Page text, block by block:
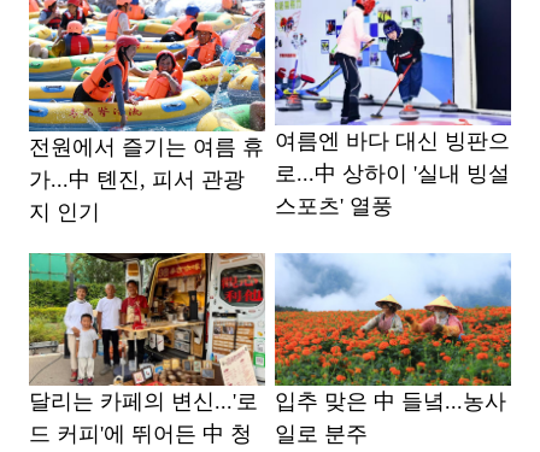
전원에서 즐기는 여름 휴
가...中 톈진, 피서 관광
지 인기
여름엔 바다 대신 빙판으
로...中 상하이 '실내 빙설
스포츠' 열풍
달리는 카페의 변신...'로
드 커피'에 뛰어든 中 청
입추 맞은 中 들녘...농사
일로 분주